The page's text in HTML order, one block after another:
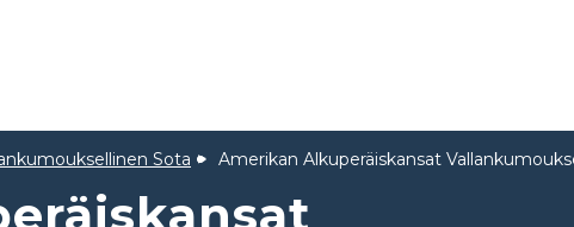
Sota Amerikan Alkuperäiskansat